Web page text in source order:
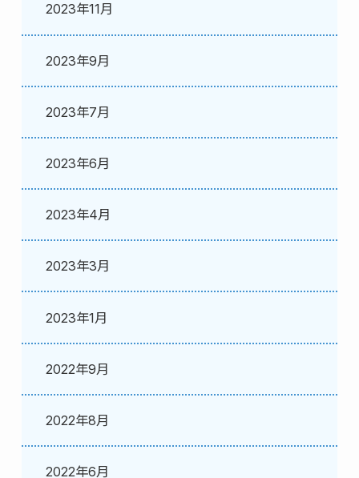
2023年11月
2023年9月
2023年7月
2023年6月
2023年4月
2023年3月
2023年1月
2022年9月
2022年8月
2022年6月